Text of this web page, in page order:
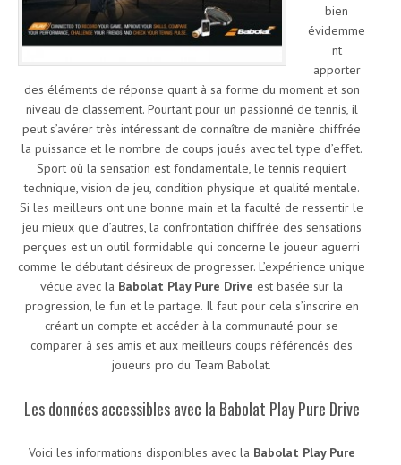
bien
évidemme
nt
apporter
des éléments de réponse quant à sa forme du moment et son
niveau de classement. Pourtant pour un passionné de tennis, il
peut s’avérer très intéressant de connaître de manière chiffrée
la puissance et le nombre de coups joués avec tel type d’effet.
Sport où la sensation est fondamentale, le tennis requiert
technique, vision de jeu, condition physique et qualité mentale.
Si les meilleurs ont une bonne main et la faculté de ressentir le
jeu mieux que d’autres, la confrontation chiffrée des sensations
perçues est un outil formidable qui concerne le joueur aguerri
comme le débutant désireux de progresser. L’expérience unique
vécue avec la Babolat Play Pure Drive est basée sur la
progression, le fun et le partage. Il faut pour cela s’inscrire en
créant un compte et accéder à la communauté pour se
comparer à ses amis et aux meilleurs coups référencés des
joueurs pro du Team Babolat.
Les données accessibles avec la Babolat Play Pure Drive
Voici les informations disponibles avec la Babolat Play Pure